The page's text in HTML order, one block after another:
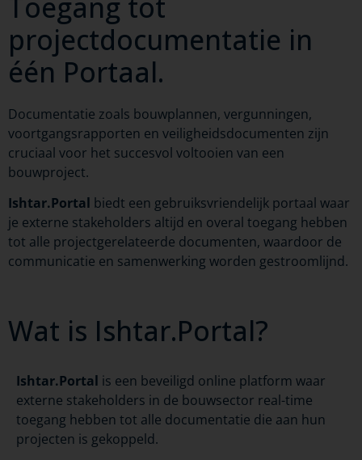
projectdocumentatie in
één Portaal.
Documentatie zoals bouwplannen, vergunningen,
voortgangsrapporten en veiligheidsdocumenten zijn
cruciaal voor het succesvol voltooien van een
bouwproject.
Ishtar.Portal biedt een gebruiksvriendelijk portaal waar
je externe stakeholders altijd en overal toegang hebben
tot alle projectgerelateerde documenten, waardoor de
communicatie en samenwerking worden gestroomlijnd.
Wat is Ishtar.Portal?
Ishtar.Portal is een beveiligd online platform waar
externe stakeholders in de bouwsector real-time
toegang hebben tot alle documentatie die aan hun
projecten is gekoppeld.